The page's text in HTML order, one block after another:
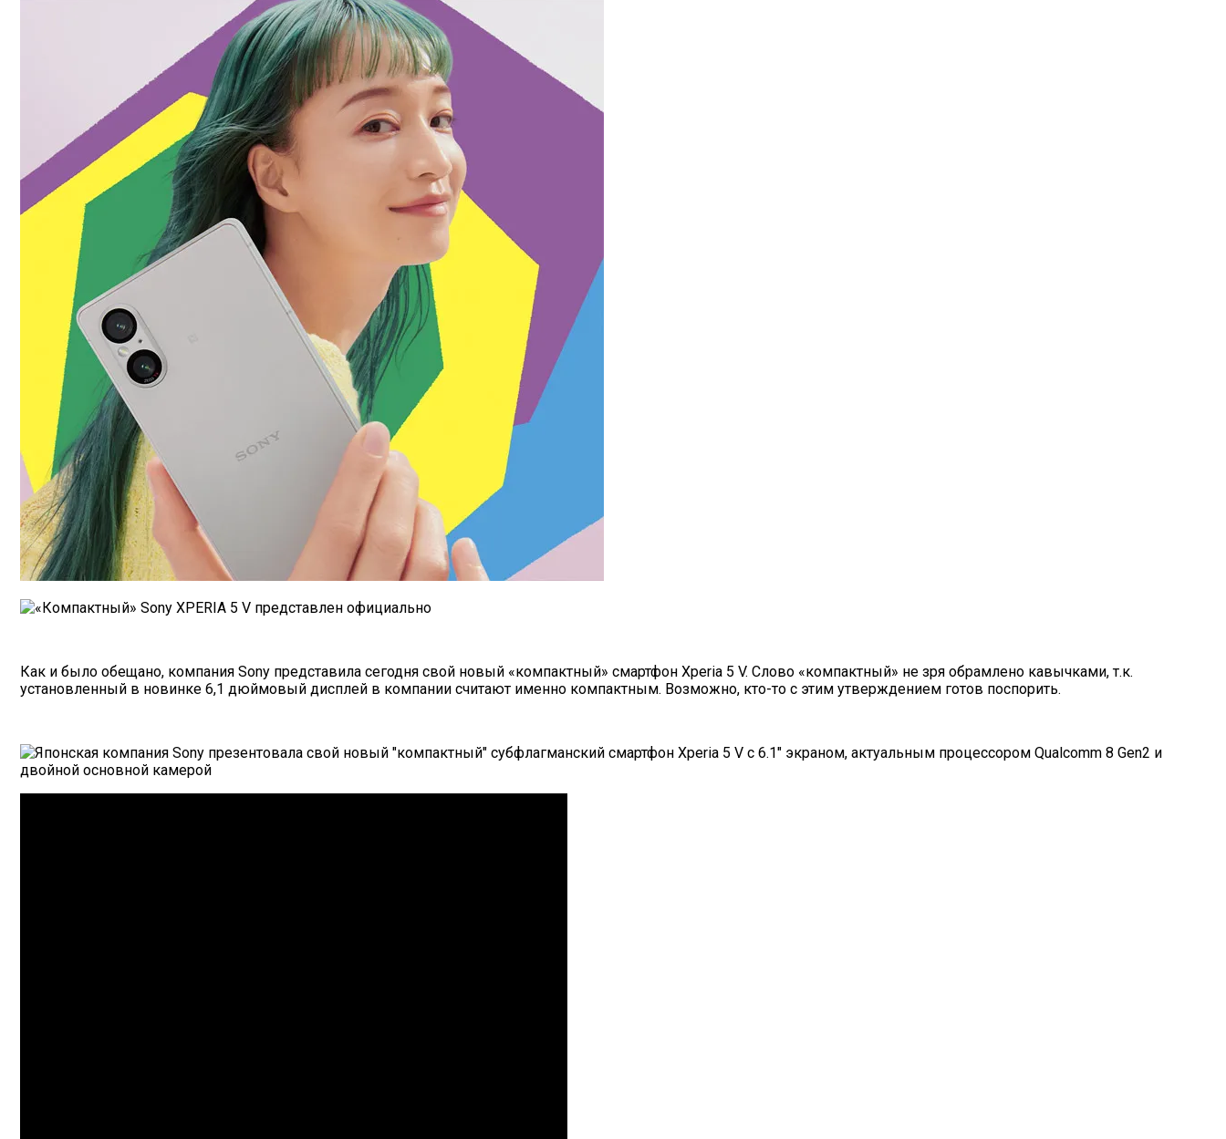
Как и было обещано, компания Sony представила сегодня свой новый «компактный» смартфон Xperia 5 V. Слово «компактный» не зря обрамлено кавычками, т.к.
установленный в новинке 6,1 дюймовый дисплей в компании считают именно компактным. Возможно, кто-то с этим утверждением готов поспорить.